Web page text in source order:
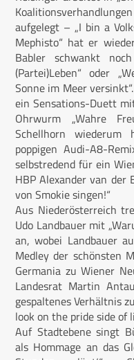
aufgelegt – „I bin a
Mephisto“ hat er
Babler schwankt
(Partei)Leben“ oder
Sonne im Meer
ein Sensations-Duett
Ohrwurm „Wahre
Schellhorn
poppigen Audi-A8-
selbstredend für ein
HBP Alexander van der
von Smokie singen!“
Aus Niederösterreich
Udo Landbauer mit
an, wobei Landbauer
Medley der schönsten
Germania zu Wiener
Landesrat Martin
gespaltenes Verhältnis
look on the pride side of
Auf Stadtebene singt
als Hommage an das